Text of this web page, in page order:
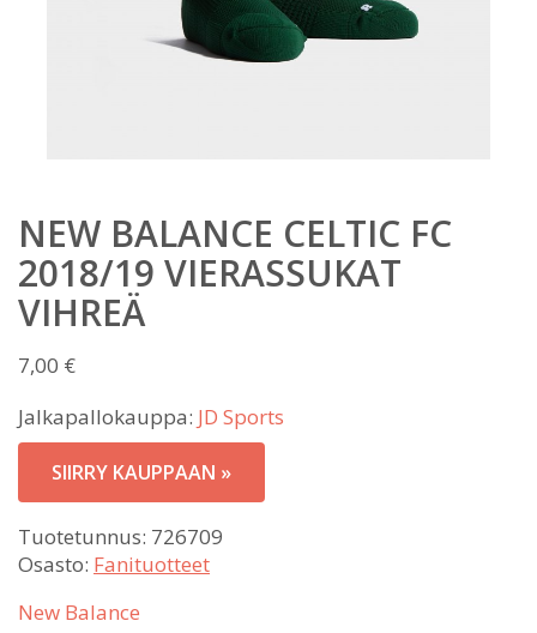
NEW BALANCE CELTIC FC
2018/19 VIERASSUKAT
VIHREÄ
7,00 €
Jalkapallokauppa: JD Sports
SIIRRY KAUPPAAN »
Tuotetunnus: 726709
Osasto: Fanituotteet
New Balance